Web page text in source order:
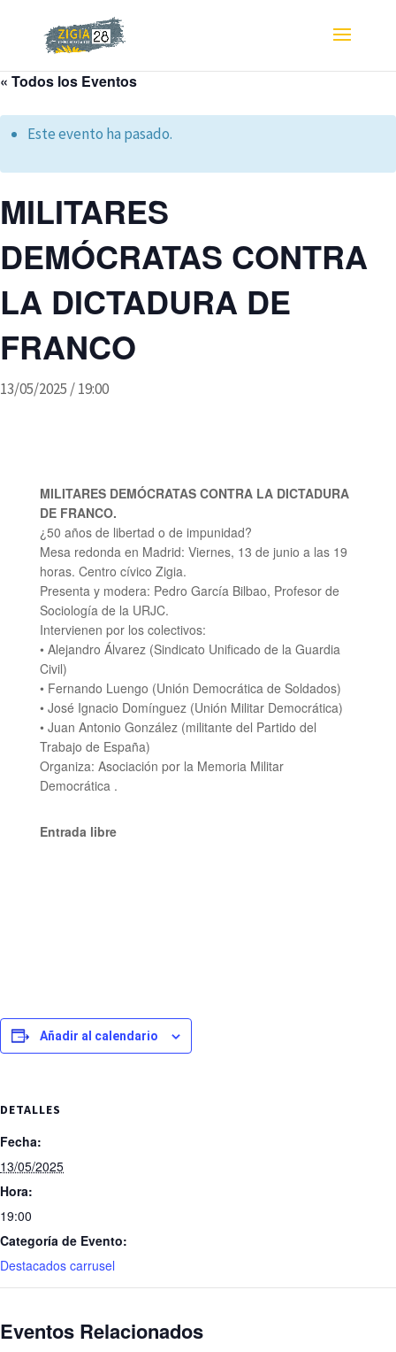
« Todos los Eventos
Este evento ha pasado.
MILITARES
DEMÓCRATAS CONTRA
LA DICTADURA DE
FRANCO
13/05/2025 / 19:00
MILITARES DEMÓCRATAS CONTRA LA DICTADURA
DE FRANCO.
¿50 años de libertad o de impunidad?
Mesa redonda en Madrid: Viernes, 13 de junio a las 19
horas. Centro cívico Zigia.
Presenta y modera: Pedro García Bilbao, Profesor de
Sociología de la URJC.
Intervienen por los colectivos:
• Alejandro Álvarez (Sindicato Unificado de la Guardia
Civil)
• Fernando Luengo (Unión Democrática de Soldados)
• José Ignacio Domínguez (Unión Militar Democrática)
• Juan Antonio González (militante del Partido del
Trabajo de España)
Organiza: Asociación por la Memoria Militar
Democrática .
Entrada libre
Añadir al calendario
DETALLES
Fecha:
13/05/2025
Hora:
19:00
Categoría de Evento:
Destacados carrusel
Eventos Relacionados